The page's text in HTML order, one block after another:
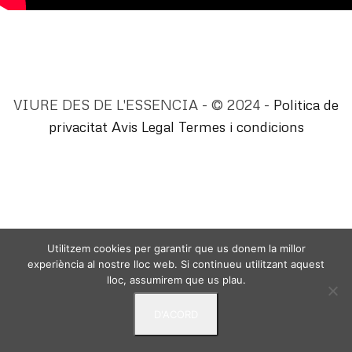
VIURE DES DE L'ESSENCIA - © 2024 - Politica de
privacitat Avis Legal Termes i condicions
Utilitzem cookies per garantir que us donem la millor
experiència al nostre lloc web. Si continueu utilitzant aquest
lloc, assumirem que us plau.